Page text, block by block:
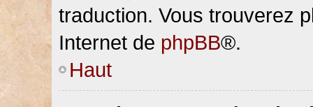
traduction. Vous trouverez
Internet de phpBB®.
Haut